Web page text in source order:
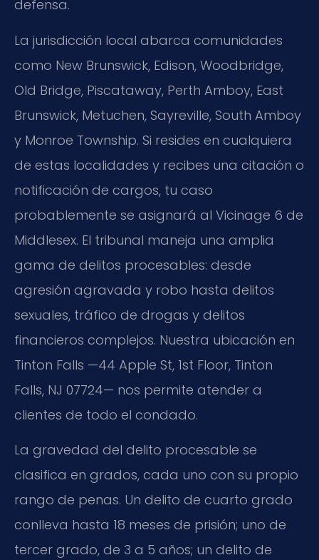
defensa.
La jurisdicción local abarca comunidades
como New Brunswick, Edison, Woodbridge,
Old Bridge, Piscataway, Perth Amboy, East
Brunswick, Metuchen, Sayreville, South Amboy
y Monroe Township. Si resides en cualquiera
de estas localidades y recibes una citación o
notificación de cargos, tu caso
probablemente se asignará al Vicinage 6 de
Middlesex. El tribunal maneja una amplia
gama de delitos procesables: desde
agresión agravada y robo hasta delitos
sexuales, tráfico de drogas y delitos
financieros complejos. Nuestra ubicación en
Tinton Falls —44 Apple St, 1st Floor, Tinton
Falls, NJ 07724— nos permite atender a
clientes de todo el condado.
La gravedad del delito procesable se
clasifica en grados, cada uno con su propio
rango de penas. Un delito de cuarto grado
conlleva hasta 18 meses de prisión; uno de
tercer grado, de 3 a 5 años; un delito de